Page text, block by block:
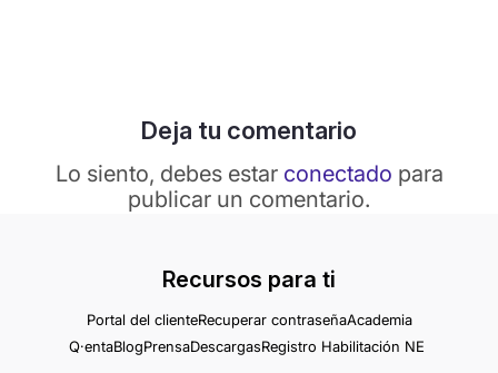
Deja tu comentario
Lo siento, debes estar conectado para
publicar un comentario.
Recursos para ti
Portal del clienteRecuperar contraseñaAcademia
Q·entaBlogPrensaDescargasRegistro Habilitación NE